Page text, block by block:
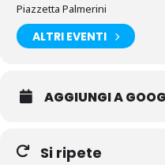
Piazzetta Palmerini
ALTRI EVENTI
AGGIUNGI A
Si ripete